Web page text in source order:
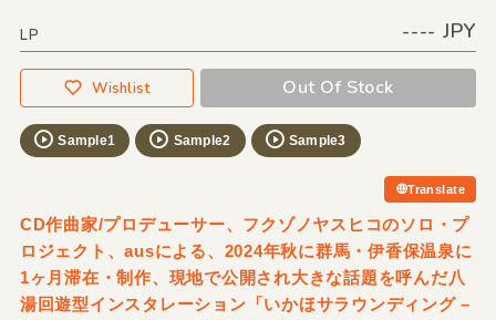
LP ---- JPY
Wishlist Out Of Stock
Sample1 Sample2 Sample3
Translate
CD作曲家/プロデューサー、フクゾノヤスヒコのソロ・プ
ロジェクト、ausによる、2024年秋に群馬・伊香保温泉に
1ヶ月滞在・制作、現地で公開され大きな話題を呼んだ八
湯回遊型インスタレーション「いかほサラウンディング –